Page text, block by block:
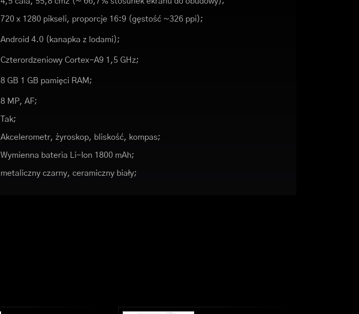
720 x 1280 pikseli, proporcje 16:9 (gęstość ~326 ppi);
Android 4.0 (kanapka z lodami);
Czterordzeniowy Cortex-A9 1,5 GHz;
8 GB 1 GB pamięci RAM;
8 MP, AF;
Tak;
Akcelerometr, żyroskop, bliskość, kompas;
Wymienna bateria Li-Ion 1800 mAh;
metaliczny czarny, ceramiczny biały;